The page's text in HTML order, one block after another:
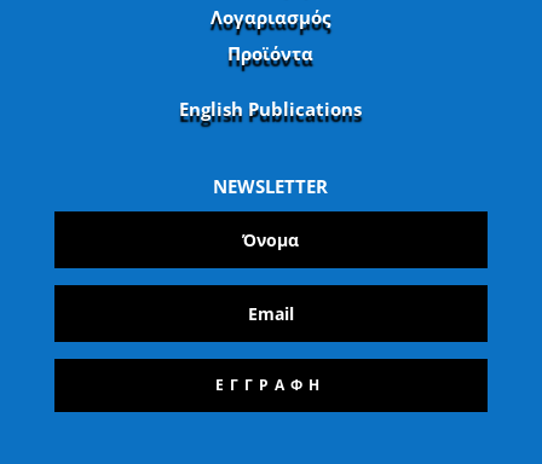
Λογαριασμός
Προϊόντα
English Publications
NEWSLETTER
ΕΓΓΡΑΦΗ